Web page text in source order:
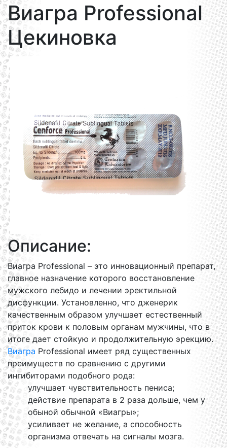
Виагра Professional
Цекиновка
Описание:
Виагра Professional – это инновационный препарат,
главное назначение которого восстановление
мужского лебидо и лечении эректильной
дисфункции. Установленно, что дженерик
качественным образом улучшает естественный
приток крови к половым органам мужчины, что в
итоге дает стойкую и продолжительную эрекцию.
Виагра Professional имеет ряд существенных
преимуществ по сравнению с другими
ингибиторами подобного рода:
улучшает чувствительность пениса;
действие препарата в 2 раза дольше, чем у
обыной обычной «Виагры»;
усиливает не желание, а способность
организма отвечать на сигналы мозга.